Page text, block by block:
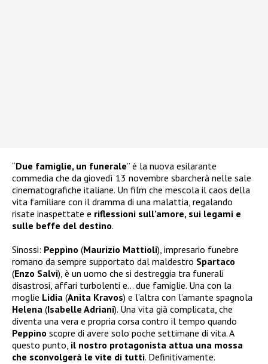
“Due famiglie, un funerale” è la nuova esilarante
commedia che da giovedì 13 novembre sbarcherà nelle sale
cinematografiche italiane. Un film che mescola il caos della
vita familiare con il dramma di una malattia, regalando
risate inaspettate e riflessioni sull’amore, sui legami e
sulle beffe del destino.
Sinossi: Peppino (Maurizio Mattioli), impresario funebre
romano da sempre supportato dal maldestro Spartaco
(Enzo Salvi), è un uomo che si destreggia tra funerali
disastrosi, affari turbolenti e… due famiglie. Una con la
moglie Lidia (Anita Kravos) e l’altra con l’amante spagnola
Helena (Isabelle Adriani). Una vita già complicata, che
diventa una vera e propria corsa contro il tempo quando
Peppino scopre di avere solo poche settimane di vita. A
questo punto, il nostro protagonista attua una mossa
che sconvolgerà le vite di tutti. Definitivamente.